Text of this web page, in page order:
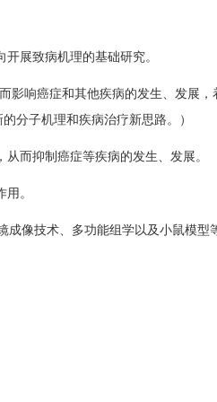
展致病机理的基础研究。
影响癌症和其他疾病的发生、发展
分子机理和疾病治疗新思路。）
而抑制癌症等疾病的发生、发展。
。
像技术、多功能组学以及小鼠模型